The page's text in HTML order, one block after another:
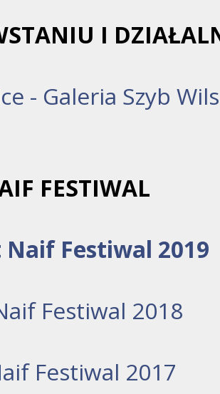
I
- Galeria Szyb
FESTIWAL
Festiwal 2019
Festiwal 2018
Festiwal 2017